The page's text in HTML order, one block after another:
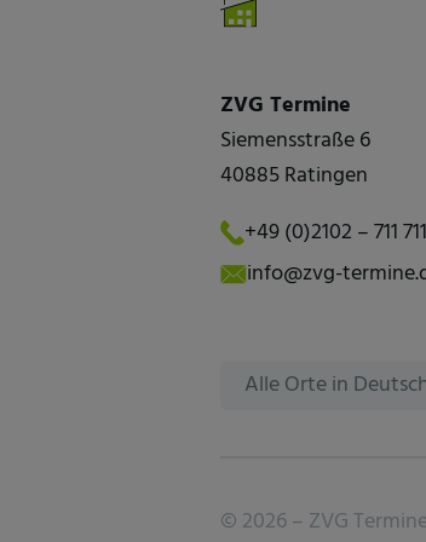
ZVG Termine
Siemensstraße 6
40885 Ratingen
+49 (0)2102 – 711 711
info@zvg-
Alle Orte in
© 2026 – ZVG